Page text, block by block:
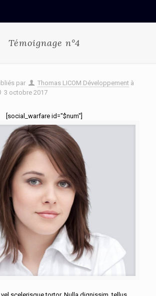
Témoignage n°4
par Thomas LICOM Développement à
3 octobre 2017
[social_warfare id="$num"]